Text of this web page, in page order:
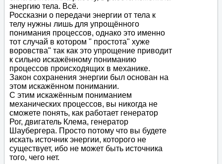
энергию тела. Всё.
Россказни о передачи энергии от тела к
телу нужны лишь для упрощённого
понимания процессов, однако это именно
тот случай в котором " простота" хуже
воровства" так как это упрощение приводит
к сильно искажённому пониманию
процессов происходящих в механике.
Закон сохранения энергии был основан на
этом искажённом понимании.
С этим искажённым пониманием
механических процессов, вы никогда не
сможете понять, как работает генератор
Рог, двигатель Клема, генератор
Шаубергера. Просто потому что вы будете
искать источник энергии, которого не
существует, ибо не может быть источника
того, чего нет.